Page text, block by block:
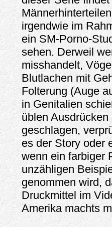
irgendwie im
ein SM-Porno-
sehen. Derweil
misshandelt,
Blutlachen mit
Folterung (Auge
in Genitalien
üblen
geschlagen,
es der Story oder
wenn ein farbiger
unzähligen
genommen wird,
Druckmittel im
Amerika machts